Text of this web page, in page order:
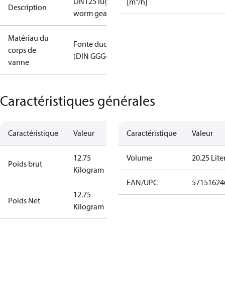
Description
worm gear
Matériau du
corps de
vanne
Fonte ductile
(DIN GGG40)
Caractéristiques générales
Caractéristique Valeur
Poids brut
12.75
Kilogram
Poids Net
12.75
Kilogram
Caractéristique Valeur
Volume 20.25
EAN/UPC